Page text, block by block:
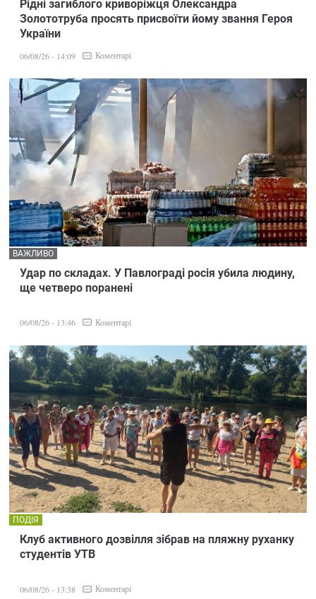
Рідні загиблого криворіжця Олександра
Золототруба просять присвоїти йому звання Героя
України
06/08/26 - 14:09 Коментарі
Удар по складах. У Павлограді росія убила людину,
ще четверо поранені
ВАЖЛИВО
06/08/26 - 13:46 Коментарі
Клуб активного дозвілля зібрав на пляжну руханку
студентів УТВ
ПОДІЯ
06/08/26 - 13:38 Коментарі